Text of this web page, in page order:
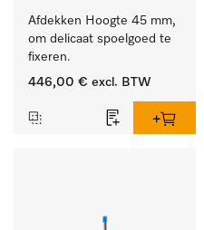
Afdekken Hoogte 45 mm,
om delicaat spoelgoed te
fixeren.
446,00 € excl. BTW